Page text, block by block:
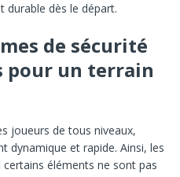
dès le départ.
de sécurité
pour un terrain
joueurs de tous niveaux,
dynamique et rapide. Ainsi, les
éléments ne sont pas